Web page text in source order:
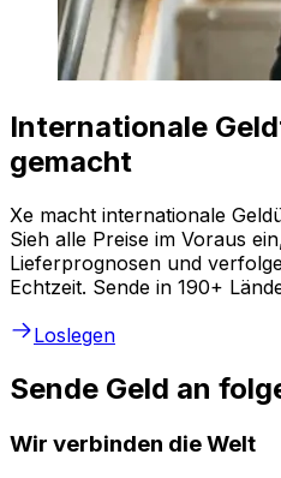
Internationale
gemacht
Xe macht internationale
Sieh alle Preise im Voraus
Lieferprognosen und
Echtzeit. Sende in 190+
Loslegen
Sende Geld an
Wir verbinden die Welt